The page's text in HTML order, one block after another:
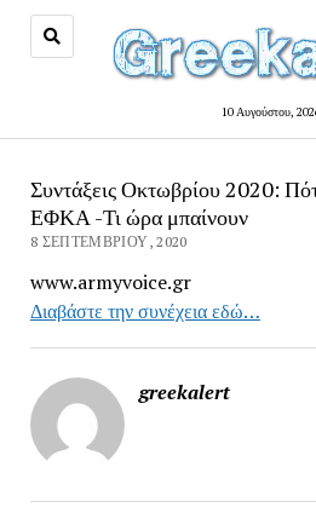
10 Αυγούστου,
Συντάξεις Οκτωβρίου 2020:
ΕΦΚΑ -Τι ώρα μπαίνουν
8 ΣΕΠΤΕΜΒΡΊΟΥ, 2020
www.armyvoice.gr
Διαβάστε την συνέχεια εδώ…
greekalert